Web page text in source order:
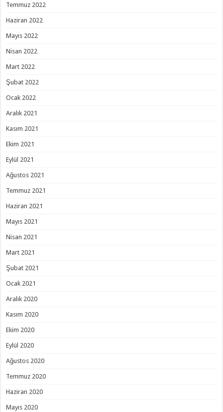
Temmuz 2022
Haziran 2022
Mayıs 2022
Nisan 2022
Mart 2022
Şubat 2022
Ocak 2022
Aralık 2021
Kasım 2021
Ekim 2021
Eylül 2021
Ağustos 2021
Temmuz 2021
Haziran 2021
Mayıs 2021
Nisan 2021
Mart 2021
Şubat 2021
Ocak 2021
Aralık 2020
Kasım 2020
Ekim 2020
Eylül 2020
Ağustos 2020
Temmuz 2020
Haziran 2020
Mayıs 2020